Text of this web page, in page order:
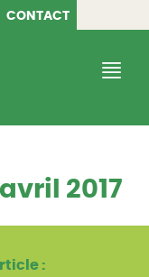
CONTACT
2017
: